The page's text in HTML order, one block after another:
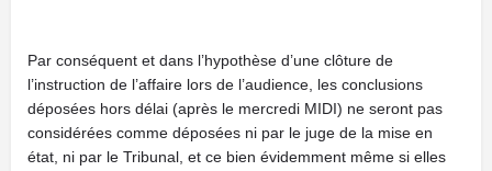
Par conséquent et dans l’hypothèse d’une clôture de
l’instruction de l’affaire lors de l’audience, les conclusions
déposées hors délai (après le mercredi MIDI) ne seront pas
considérées comme déposées ni par le juge de la mise en
état, ni par le Tribunal, et ce bien évidemment même si elles